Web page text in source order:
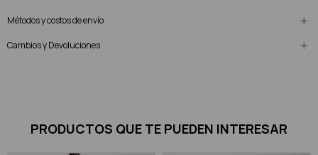
Métodos y costos de envío
Cambios y Devoluciones
PRODUCTOS QUE TE PUEDEN INTERESAR